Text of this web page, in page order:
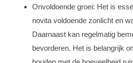
Onvoldoende groei: Het is
novita voldoende zonlicht en
Daarnaast kan regelmatig
bevorderen. Het is belangrijk